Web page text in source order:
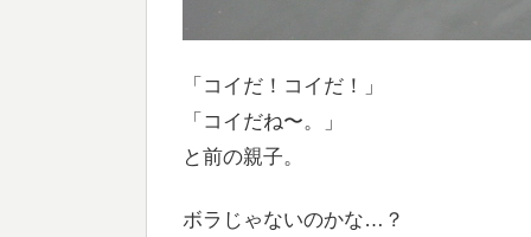
「コイだ！コイだ！」
「コイだね〜。」
と前の親子。
ボラじゃないのかな…？